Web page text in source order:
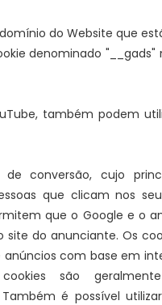
do Website que
denominado
também podem
conversão, cujo
que clicam nos
que o Google e o
do anunciante. Os
com base em
são
é possível